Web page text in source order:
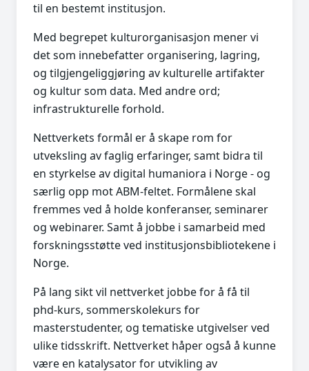
til en bestemt institusjon.
Med begrepet kulturorganisasjon mener vi
det som innebefatter organisering, lagring,
og tilgjengeliggjøring av kulturelle artifakter
og kultur som data. Med andre ord;
infrastrukturelle forhold.
Nettverkets formål er å skape rom for
utveksling av faglig erfaringer, samt bidra til
en styrkelse av digital humaniora i Norge - og
særlig opp mot ABM-feltet. Formålene skal
fremmes ved å holde konferanser, seminarer
og webinarer. Samt å jobbe i samarbeid med
forskningsstøtte ved institusjonsbibliotekene i
Norge.
På lang sikt vil nettverket jobbe for å få til
phd-kurs, sommerskolekurs for
masterstudenter, og tematiske utgivelser ved
ulike tidsskrift. Nettverket håper også å kunne
være en katalysator for utvikling av